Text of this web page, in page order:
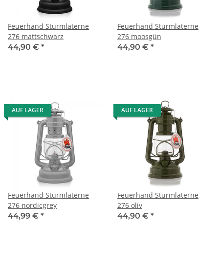
Feuerhand Sturmlaterne
276 mattschwarz
44,90 € *
Feuerhand Sturmlaterne
276 moosgün
44,90 € *
AUF LAGER
Feuerhand Sturmlaterne
276 nordicgrey
44,99 € *
AUF LAGER
Feuerhand Sturmlaterne
276 oliv
44,90 € *